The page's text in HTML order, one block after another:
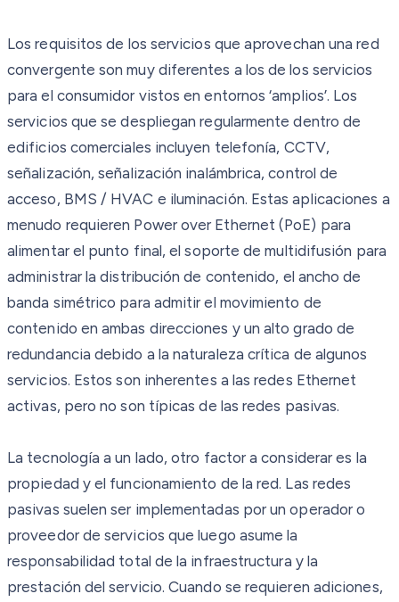
Los requisitos de los servicios que aprovechan una red
convergente son muy diferentes a los de los servicios
para el consumidor vistos en entornos ‘amplios’. Los
servicios que se despliegan regularmente dentro de
edificios comerciales incluyen telefonía, CCTV,
señalización, señalización inalámbrica, control de
acceso, BMS / HVAC e iluminación. Estas aplicaciones a
menudo requieren Power over Ethernet (PoE) para
alimentar el punto final, el soporte de multidifusión para
administrar la distribución de contenido, el ancho de
banda simétrico para admitir el movimiento de
contenido en ambas direcciones y un alto grado de
redundancia debido a la naturaleza crítica de algunos
servicios. Estos son inherentes a las redes Ethernet
activas, pero no son típicas de las redes pasivas.
La tecnología a un lado, otro factor a considerar es la
propiedad y el funcionamiento de la red. Las redes
pasivas suelen ser implementadas por un operador o
proveedor de servicios que luego asume la
responsabilidad total de la infraestructura y la
prestación del servicio. Cuando se requieren adiciones,